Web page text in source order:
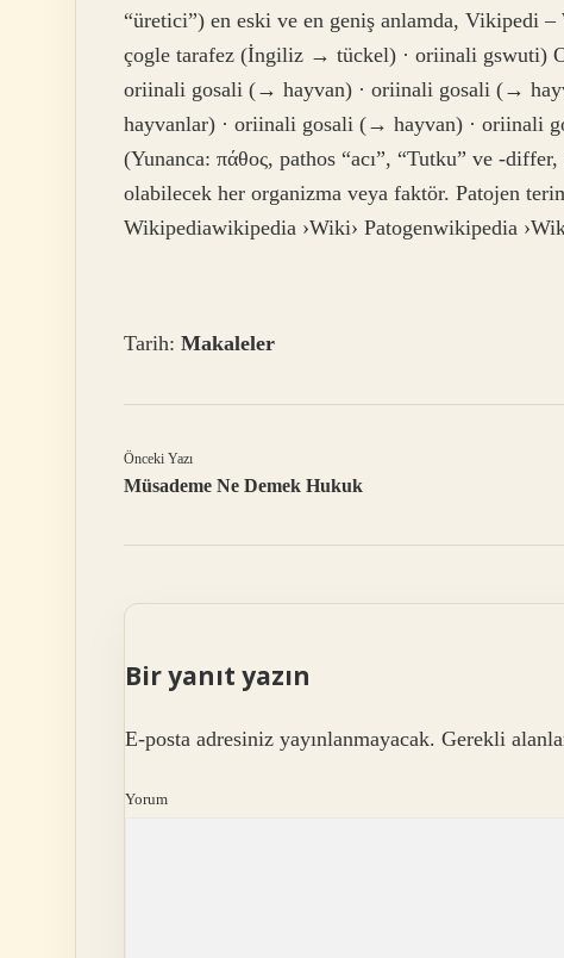
“üretici”) en eski ve en geniş anlamda, Vikipedi
çogle tarafez (İngiliz → tückel) · oriinali
oriinali gosali (→ hayvan) · oriinali gosali (→
hayvanlar) · oriinali gosali (→ hayvan) · oriinali
(Yunanca: πάθος, pathos “acı”, “Tutku” ve -
olabilecek her organizma veya faktör. Patojen
Wikipediawikipedia ›Wiki› Patogenwikipedia
Tarih: Makaleler
Önceki Yazı
Müsademe Ne Demek Hukuk
Bir yanıt yazın
E-posta adresiniz yayınlanmayacak. Gerekli
Yorum